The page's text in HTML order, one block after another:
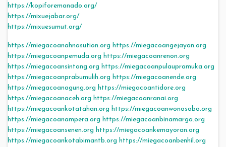
https://kopiforemanado.org/
https://mixuejabar.org/
https://mixuesumut.org/
https://miegacoanahnasution.org https://miegacoangejayan.org
https://miegacoanpemuda.org https://miegacoanrenon.org
https://miegacoansintang.org https://miegacoanpulaupramuka.org
https://miegacoanprabumulih.org https://miegacoanende.org
https://miegacoanagung.org https://miegacoantidore.org
https://miegacoanaceh.org https://miegacoanranai.org
https://miegacoankotatahan.org https://miegacoanwonosobo.org
https://miegacoanampera.org https://miegacoanbinamarga.org
https://miegacoansenen.org https://miegacoankemayoran.org
https://miegacoankotabimantb.org https://miegacoanbenhil.org